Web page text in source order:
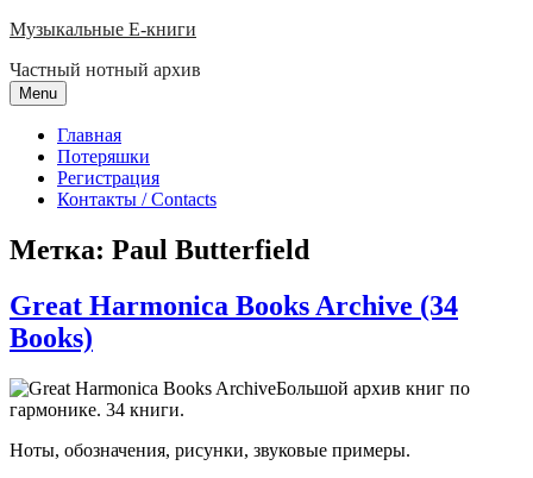
Skip
content
Музыкальные E-книги
Частный нотный архив
Menu
Главная
Потеряшки
Регистрация
Контакты / Contacts
Метка: Paul Butterfield
Great Harmonica Books Archive (34
Books)
Большой архив книг по
гармонике. 34 книги.
Ноты, обозначения, рисунки, звуковые примеры.